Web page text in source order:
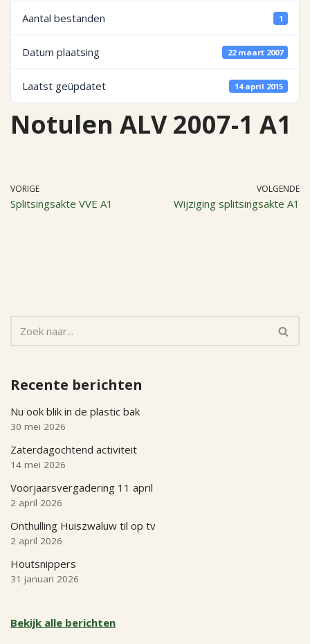
Aantal bestanden 1
Datum plaatsing 22 maart 2007
Laatst geüpdatet 14 april 2015
Notulen ALV 2007-1 A1
VORIGE
Splitsingsakte VVE A1
VOLGENDE
Wijziging splitsingsakte A1
Recente berichten
Nu ook blik in de plastic bak
30 mei 2026
Zaterdagochtend activiteit
14 mei 2026
Voorjaarsvergadering 11 april
2 april 2026
Onthulling Huiszwaluw til op tv
2 april 2026
Houtsnippers
31 januari 2026
Bekijk alle berichten